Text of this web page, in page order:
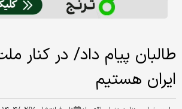
طالبان پیام داد/ در کنار
ایران هستیم